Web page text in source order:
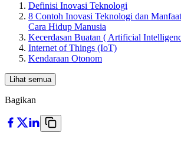
Definisi Inovasi Teknologi
8 Contoh Inovasi Teknologi dan
Cara Hidup Manusia
Kecerdasan Buatan ( Artificial
Internet of Things (IoT)
Kendaraan Otonom
Lihat semua
Bagikan